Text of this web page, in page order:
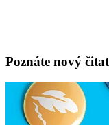
Poznáte nový